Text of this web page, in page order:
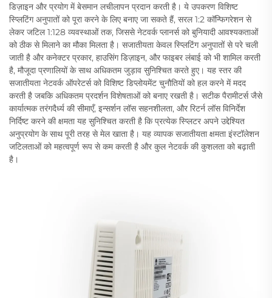
डिज़ाइन और प्रयोग में बेसमान लचीलापन प्रदान करती है। ये उपकरण विशिष्ट
स्प्लिटिंग अनुपातों को पूरा करने के लिए बनाए जा सकते हैं, सरल 1:2 कॉन्फिगरेशन से
लेकर जटिल 1:128 व्यवस्थाओं तक, जिससे नेटवर्क प्लानर्स को बुनियादी आवश्यकताओं
को ठीक से मिलाने का मौका मिलता है। सजातीयता केवल स्प्लिटिंग अनुपातों से परे चली
जाती है और कनेक्टर प्रकार, हाउसिंग डिज़ाइन, और फाइबर लंबाई को भी शामिल करती
है, मौजूदा प्रणालियों के साथ अधिकतम जुड़ाव सुनिश्चित करते हुए। यह स्तर की
सजातीयता नेटवर्क ऑपरेटर्स को विशिष्ट डिप्लोयमेंट चुनौतियों को हल करने में मदद
करती है जबकि अधिकतम प्रदर्शन विशेषताओं को बनाए रखती है। सटीक पैरामीटर्स जैसे
कार्यात्मक तरंगदैर्ध्य की सीमाएँ, इन्सर्शन लॉस सहनशीलता, और रिटर्न लॉस विनिर्देश
निर्दिष्ट करने की क्षमता यह सुनिश्चित करती है कि प्रत्येक स्प्लिटर अपने उद्देश्यित
अनुप्रयोग के साथ पूरी तरह से मेल खाता है। यह व्यापक सजातीयता क्षमता इंस्टॉलेशन
जटिलताओं को महत्वपूर्ण रूप से कम करती है और कुल नेटवर्क की कुशलता को बढ़ाती
है।